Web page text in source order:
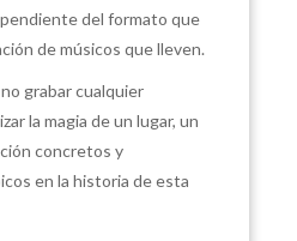
del formato que
de músicos que lleven.
grabar cualquier
la magia de un lugar, un
concretos y
en la historia de esta